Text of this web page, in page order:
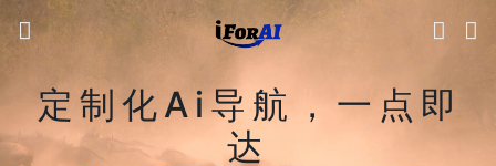
定制化Ai导航，一点即
达